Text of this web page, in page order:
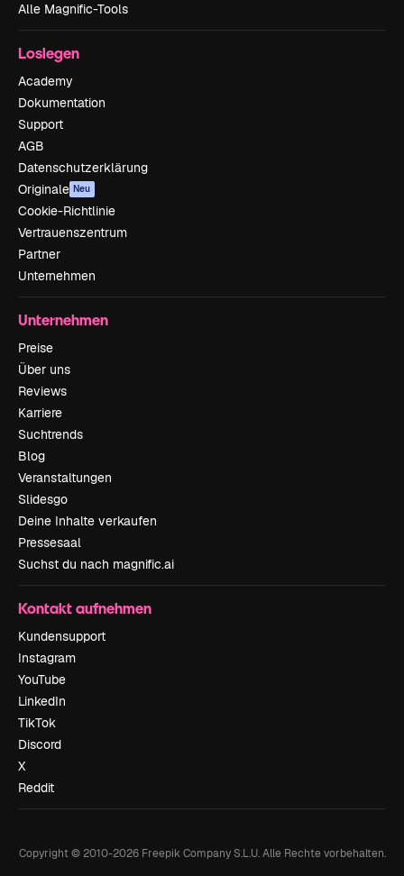
Alle Magnific-Tools
Loslegen
Academy
Dokumentation
Support
AGB
Datenschutzerklärung
Originale Neu
Cookie-Richtlinie
Vertrauenszentrum
Partner
Unternehmen
Unternehmen
Preise
Über uns
Reviews
Karriere
Suchtrends
Blog
Veranstaltungen
Slidesgo
Deine Inhalte verkaufen
Pressesaal
Suchst du nach magnific.ai
Kontakt aufnehmen
Kundensupport
Instagram
YouTube
LinkedIn
TikTok
Discord
X
Reddit
Copyright © 2010-2026Freepik Company S.L.U. Alle Rechte vorbehalten.